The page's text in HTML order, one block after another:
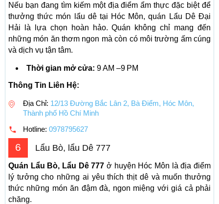
Nếu bạn đang tìm kiếm một địa điểm ẩm thực đặc biệt để
thưởng thức món lẩu dê tại Hóc Môn, quán Lẩu Dê Đại
Hải là lựa chọn hoàn hảo. Quán không chỉ mang đến
những món ăn thơm ngon mà còn có môi trường ấm cúng
và dịch vụ tận tâm.
Thời gian mở cửa: 9 AM –9 PM
Thông Tin Liên Hệ:
Địa Chỉ: 12/13 Đường Bắc Lân 2, Bà Điểm, Hóc Môn,
Thành phố Hồ Chí Minh
Hotline: 0978795627
6 Lẩu Bò, lẩu Dê 777
Quán Lẩu Bò, Lẩu Dê 777 ở huyện Hóc Môn là địa điểm
lý tưởng cho những ai yêu thích thịt dê và muốn thưởng
thức những món ăn đậm đà, ngon miệng với giá cả phải
chăng.